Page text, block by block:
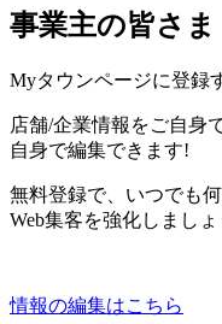
事業主の皆さま
Myタウンページに登録
店舗/企業情報をご自身
自身で編集できます!
無料登録で、いつでも
Web集客を強化しましょ
情報の編集はこちら